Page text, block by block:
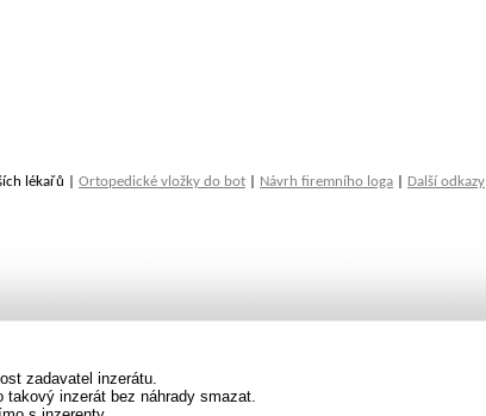
lékařů | Ortopedické vložky do bot Návrh firemního loga Další odkazy
zadavatel inzerátu.
takový inzerát bez náhrady smazat.